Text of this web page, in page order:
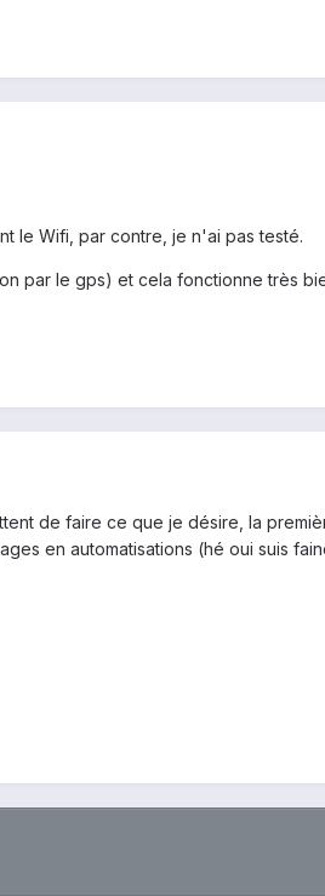
le Wifi, par contre, je n'ai pas testé.
par le gps) et cela fonctionne très
de faire ce que je désire, la
en automatisations (hé oui suis